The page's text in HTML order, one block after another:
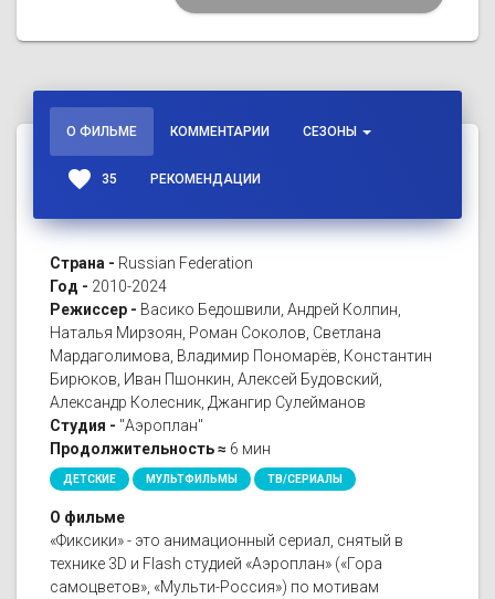
О ФИЛЬМЕ КОММЕНТАРИИ СЕЗОНЫ
favorite 35 РЕКОМЕНДАЦИИ
Страна - Russian Federation
Год - 2010-2024
Режиссер - Васико Бедошвили, Андрей Колпин,
Наталья Мирзоян, Роман Соколов, Светлана
Мардаголимова, Владимир Пономарёв, Константин
Бирюков, Иван Пшонкин, Алексей Будовский,
Александр Колесник, Джангир Сулейманов
Студия - "Аэроплан"
Продолжительность ≈ 6 мин
ДЕТСКИЕ МУЛЬТФИЛЬМЫ ТВ/СЕРИАЛЫ
О фильме
«Фиксики» - это анимационный сериал, снятый в
технике 3D и Flash студией «Аэроплан» («Гора
самоцветов», «Мульти-Россия») по мотивам